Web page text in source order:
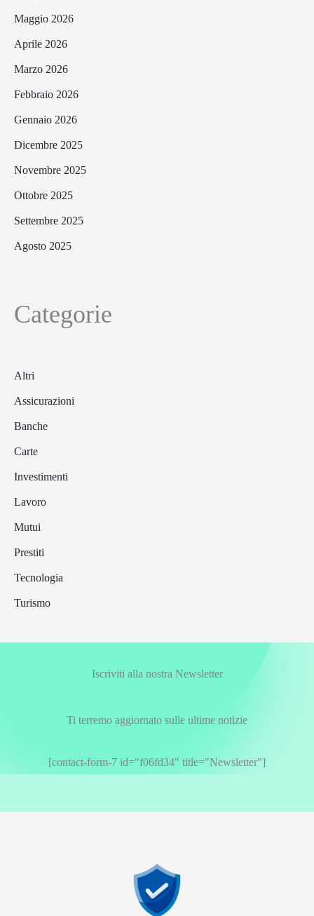
Maggio 2026
Aprile 2026
Marzo 2026
Febbraio 2026
Gennaio 2026
Dicembre 2025
Novembre 2025
Ottobre 2025
Settembre 2025
Agosto 2025
Categorie
Altri
Assicurazioni
Banche
Carte
Investimenti
Lavoro
Mutui
Prestiti
Tecnologia
Turismo
Iscriviti alla nostra Newsletter
Ti terremo aggiornato sulle ultime notizie
[contact-form-7 id="f06fd34" title="Newsletter"]